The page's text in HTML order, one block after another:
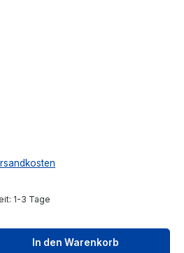
1-3 Tage
Gib den
In den Warenkorb